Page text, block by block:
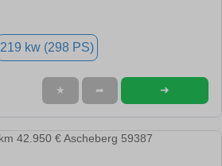
219 kw (298 PS)
★ ➦ ➜